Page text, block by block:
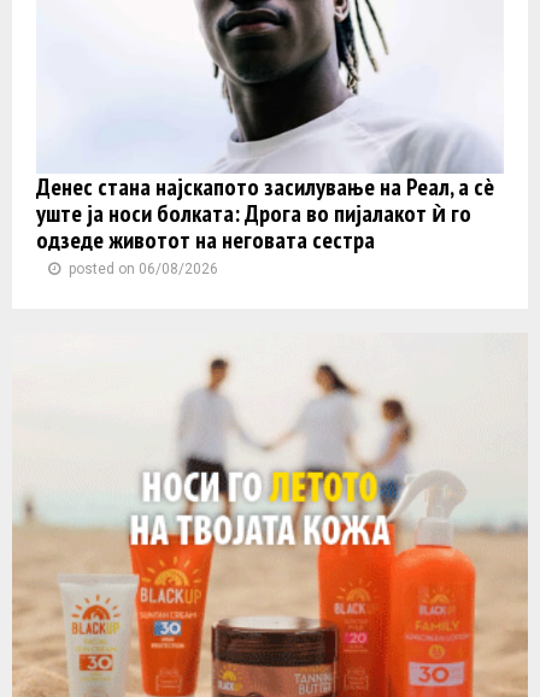
Денес стана најскапото засилување на Реал, а сè
уште ја носи болката: Дрога во пијалакот ѝ го
одзеде животот на неговата сестра
posted on 06/08/2026